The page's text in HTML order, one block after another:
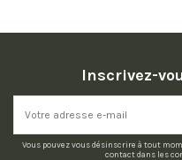
Inscrivez-
Vous pouvez vous désinscrire à tout
contact dans les